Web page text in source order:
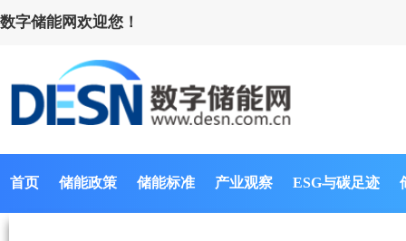
数字储能网欢迎您！
首页 储能政策 储能标准 产业观察 ESG与碳足迹